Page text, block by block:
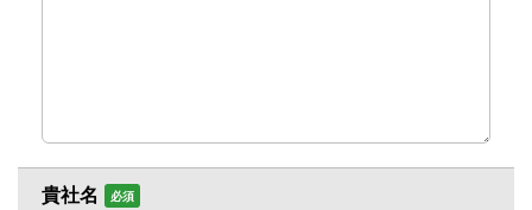
貴社名 必須